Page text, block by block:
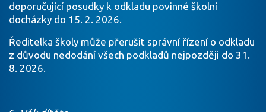
doporučující posudky k odkladu povinné školní
docházky do 15. 2. 2026.
Ředitelka školy může přerušit správní řízení o odkladu
z důvodu nedodání všech podkladů nejpozději do 31.
8. 2026.